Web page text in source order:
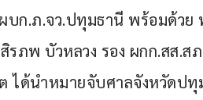
บก.ภ.จว.ปทุมธานี พร้อมด้ว
ภพ บัวหลวง รอง ผกก.สส.ส
ได้นำหมายจับศาลจังหวัดป